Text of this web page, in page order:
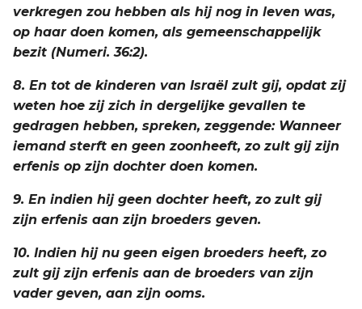
verkregen zou hebben als hij nog in leven was,
op haar doen komen, als gemeenschappelijk
bezit (Numeri. 36:2).
8. En tot de kinderen van Israël zult gij, opdat zij
weten hoe zij zich in dergelijke gevallen te
gedragen hebben, spreken, zeggende: Wanneer
iemand sterft en geen zoonheeft, zo zult gij zijn
erfenis op zijn dochter doen komen.
9. En indien hij geen dochter heeft, zo zult gij
zijn erfenis aan zijn broeders geven.
10. Indien hij nu geen eigen broeders heeft, zo
zult gij zijn erfenis aan de broeders van zijn
vader geven, aan zijn ooms.